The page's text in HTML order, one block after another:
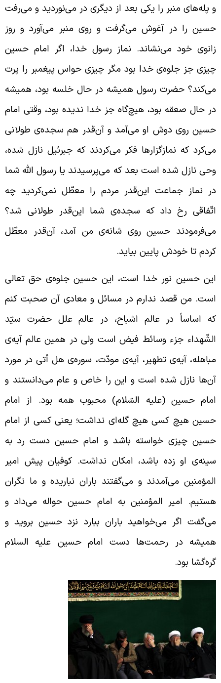
پله‌های منبر را یکی بعد از دیگری در می‌نوردید و می‌رفت
را در آغوش می‌گرفت و روی منبر می‌آورد و روز
خود می‌نشاند. نماز رسول خدا، اگر امام حسین
جز جلوه‌ی خدا بود مگر چیزی حواس پیغمبر را پرت
حضرت رسول همیشه در حال خلسه بود، همیشه
حال صعقه بود، هیچ‌گاه جز خدا ندیده بود، وقتی امام
روی دوش او می‌آمد و آن‌قدر هم سجده‌ی طولانی
که نمازگزارها فکر می‌کردند که جبرئیل نازل شده،
نازل شده است بعد که می‌پرسیدند یا رسول الله شما
نماز جماعت این‌قدر مردم را معطّل نمی‌کردید چه
رخ داد که سجده‌ی شما این‌قدر طولانی شد؟
حسین روی شانه‌ی من آمد، آن‌قدر معطّل
تا خودش پایین بیاید.
حسین نور خدا است، این حسین جلوه‌ی حق تعالی
من قصد ندارم در مسائل و معادی آن صحبت کنم
اساساً در عالم اشباح، در عالم علل حضرت سیّد
جزء وسائط فیض است ولی در همین عالم آیه‌ی
آیه‌ی تطهیر، آیه‌ی مودّت، سوره‌ی هل أتی در مورد
نازل شده است و این را خاص و عام می‌دانستند و
حسین (علیه السّلام) محبوب همه بود. از امام
هیچ کسی هیچ گله‌ای نداشت؛ یعنی کسی از امام
چیزی خواسته باشد و امام حسین دست رد به
او زده باشد، امکان نداشت. کوفیان پیش امیر
می‌آمدند و می‌گفتند باران نباریده و ما نگران
امیر المؤمنین به امام حسین حواله می‌داد و
اگر می‌خواهید باران ببارد نزد حسین بروید و
در رحمت‌ها دست امام حسین علیه السلام
بود.